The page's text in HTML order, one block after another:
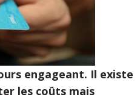
engageant. Il existe
les coûts mais